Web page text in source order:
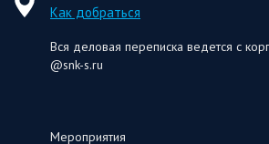
Как добраться
Вся деловая переписка ведется с
@snk-s.ru
Мероприятия